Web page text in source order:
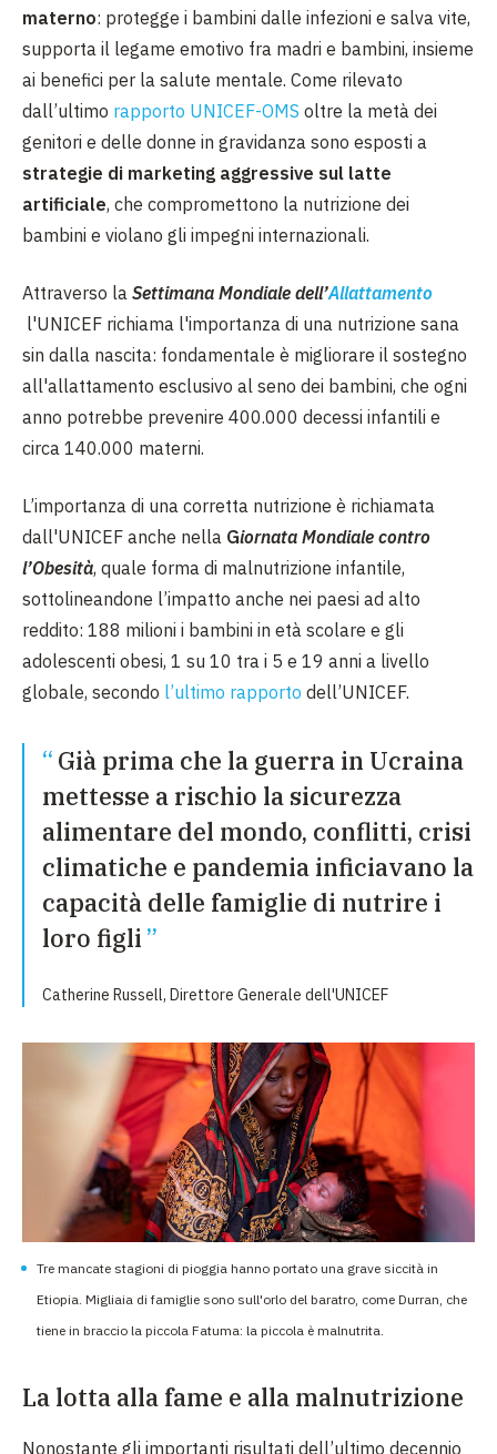
materno: protegge i bambini dalle infezioni e salva vite,
supporta il legame emotivo fra madri e bambini, insieme
ai benefici per la salute mentale. Come rilevato
dall’ultimo rapporto UNICEF-OMS oltre la metà dei
genitori e delle donne in gravidanza sono esposti a
strategie di marketing aggressive sul latte
artificiale, che compromettono la nutrizione dei
bambini e violano gli impegni internazionali.
Attraverso la Settimana Mondiale dell’Allattamento
l'UNICEF richiama l'importanza di una nutrizione sana
sin dalla nascita: fondamentale è migliorare il sostegno
all'allattamento esclusivo al seno dei bambini, che ogni
anno potrebbe prevenire 400.000 decessi infantili e
circa 140.000 materni.
L’importanza di una corretta nutrizione è richiamata
dall'UNICEF anche nella Giornata Mondiale contro
l’Obesità, quale forma di malnutrizione infantile,
sottolineandone l’impatto anche nei paesi ad alto
reddito: 188 milioni i bambini in età scolare e gli
adolescenti obesi, 1 su 10 tra i 5 e 19 anni a livello
globale, secondo l’ultimo rapporto dell’UNICEF.
Già prima che la guerra in Ucraina
mettesse a rischio la sicurezza
alimentare del mondo, conflitti, crisi
climatiche e pandemia inficiavano la
capacità delle famiglie di nutrire i
loro figli
Catherine Russell, Direttore Generale dell'UNICEF
Tre mancate stagioni di pioggia hanno portato una grave siccità in
Etiopia. Migliaia di famiglie sono sull'orlo del baratro, come Durran, che
tiene in braccio la piccola Fatuma: la piccola è malnutrita.
La lotta alla fame e alla malnutrizione
Nonostante gli importanti risultati dell’ultimo decennio